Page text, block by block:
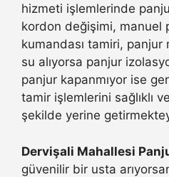
hizmeti işlemlerinde
kordon değişimi, manuel
kumandası tamiri,
su alıyorsa panjur
panjur kapanmıyor ise
tamir işlemlerini sağlıklı
şekilde yerine
Dervişali Mahallesi
güvenilir bir usta